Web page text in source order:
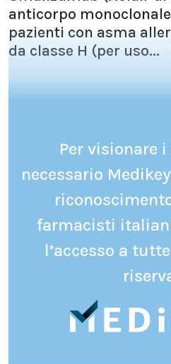
anticorpo
pazienti con asma
da classe H (per uso...
Per visionare
necessario
farmacisti
l’accesso a